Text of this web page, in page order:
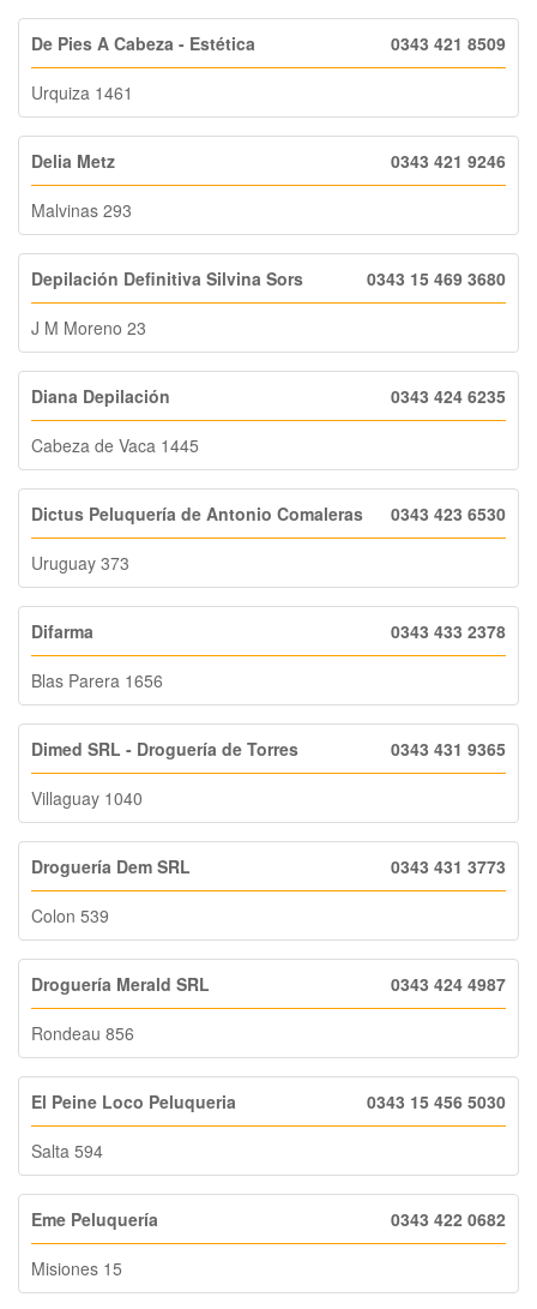
De Pies A Cabeza - Estética 0343 421 8509
Urquiza 1461
Delia Metz 0343 421 9246
Malvinas 293
Depilación Definitiva Silvina Sors 0343 15 469 3680
J M Moreno 23
Diana Depilación 0343 424 6235
Cabeza de Vaca 1445
Dictus Peluquería de Antonio Comaleras 0343 423 6530
Uruguay 373
Difarma 0343 433 2378
Blas Parera 1656
Dimed SRL - Droguería de Torres 0343 431 9365
Villaguay 1040
Droguería Dem SRL 0343 431 3773
Colon 539
Droguería Merald SRL 0343 424 4987
Rondeau 856
El Peine Loco Peluqueria 0343 15 456 5030
Salta 594
Eme Peluquería 0343 422 0682
Misiones 15